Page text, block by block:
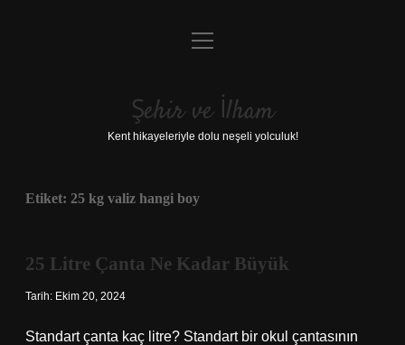
Anasayfa
Yasal Uyarı
menüyü
Şehir ve İlham
Kent hikayeleriyle dolu neşeli yolculuk!
Etiket: 25 kg valiz hangi boy
25 Litre Çanta Ne Kadar Büyük
Tarih: Ekim 20, 2024
Standart çanta kaç litre? Standart bir okul çantasının